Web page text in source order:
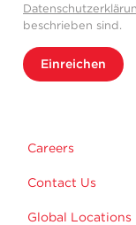
beschrieben sind.
Einreichen
Careers
Contact Us
Global Locations